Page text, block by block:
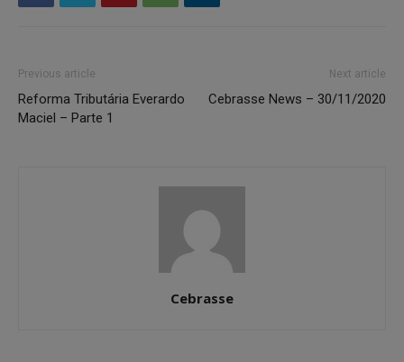
Previous article
Reforma Tributária Everardo
Maciel – Parte 1
Next article
Cebrasse News – 30/11/2020
Cebrasse